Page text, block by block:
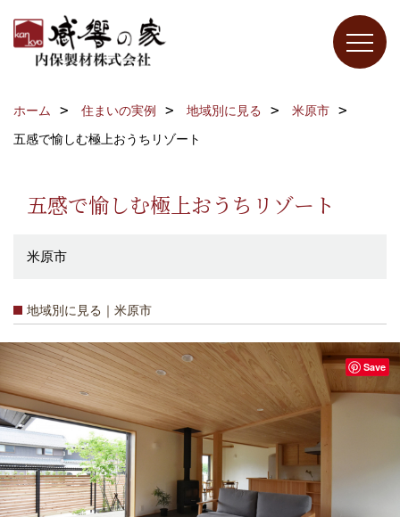
ホーム 住まいの実例 地域別に見る
米原市
五感で愉しむ極上おうちリゾート
五感で愉しむ極上おうちリゾート
米原市
地域別に見る｜米原市
Save